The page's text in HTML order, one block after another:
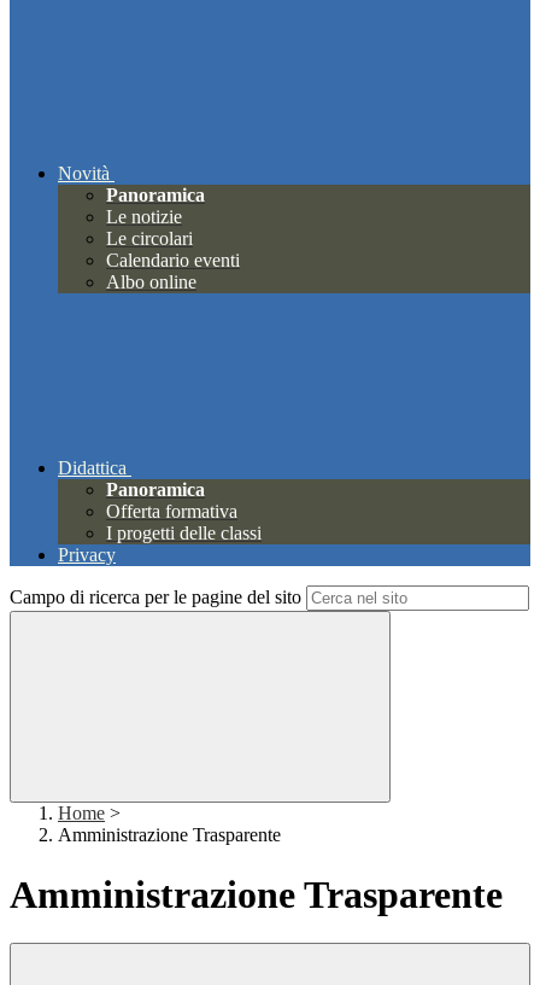
Novità
Panoramica
Le notizie
Le circolari
Calendario eventi
Albo online
Didattica
Panoramica
Offerta formativa
I progetti delle classi
Privacy
Campo di ricerca per le pagine del sito
Home >
Amministrazione Trasparente
Amministrazione Trasparente